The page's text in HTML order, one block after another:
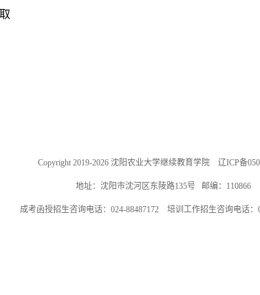
Copyright 2019-2026 沈阳农业大学继续教育学院 辽ICP备
地址：沈阳市沈河区东陵路135号 邮编：110866
成考函授招生咨询电话：024-88487172 培训工作招生咨询电话：